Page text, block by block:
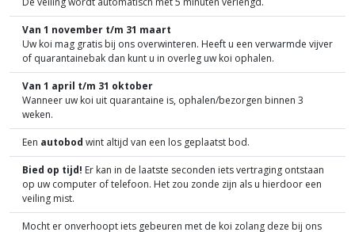
Van 1 november t/m 31 maart
Uw koi mag gratis bij ons overwinteren. Heeft u een verwarmde vijver
of quarantainebak dan kunt u in overleg uw koi ophalen.
Van 1 april t/m 31 oktober
Wanneer uw koi uit quarantaine is, ophalen/bezorgen binnen 3
weken.
Een autobod wint altijd van een los geplaatst bod.
Bied op tijd! Er kan in de laatste seconden iets vertraging ontstaan
op uw computer of telefoon. Het zou zonde zijn als u hierdoor een
veiling mist.
Mocht er onverhoopt iets gebeuren met de koi zolang deze bij ons